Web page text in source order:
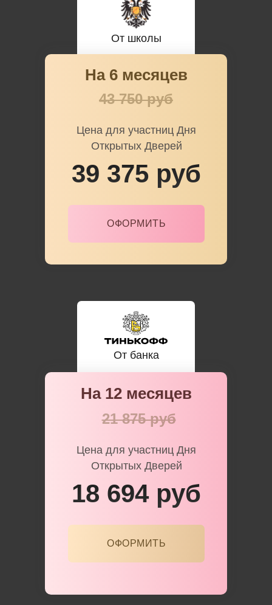
43 750 руб
21 875 руб
39 375 руб
18 694 руб
От школы
От банка
На 6 месяцев
На 12 месяцев
Цена для участниц Дня
Открытых Дверей
ОФОРМИТЬ
Цена для участниц Дня
Открытых Дверей
ОФОРМИТЬ